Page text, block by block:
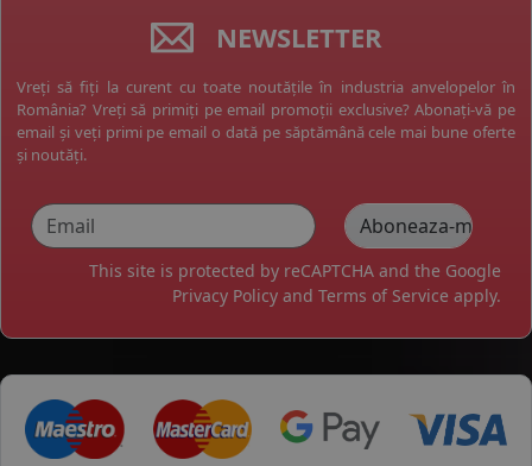
NEWSLETTER
Vreți să fiți la curent cu toate noutățile în industria anvelopelor în
România? Vreți să primiți pe email promoții exclusive? Abonați-vă pe
email și veți primi pe email o dată pe săptămână cele mai bune oferte
și noutăți.
This site is protected by reCAPTCHA and the Google
Privacy Policy and Terms of Service apply.